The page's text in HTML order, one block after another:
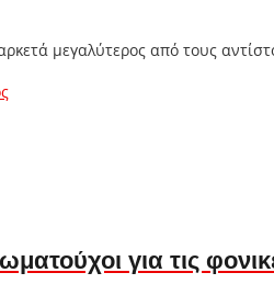
μεγαλύτερος από τους
για τις